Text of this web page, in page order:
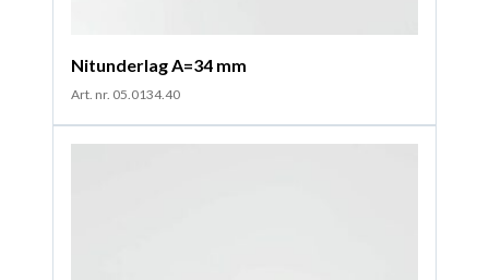
Nitunderlag A=34 mm
Art. nr. 05.0134.40